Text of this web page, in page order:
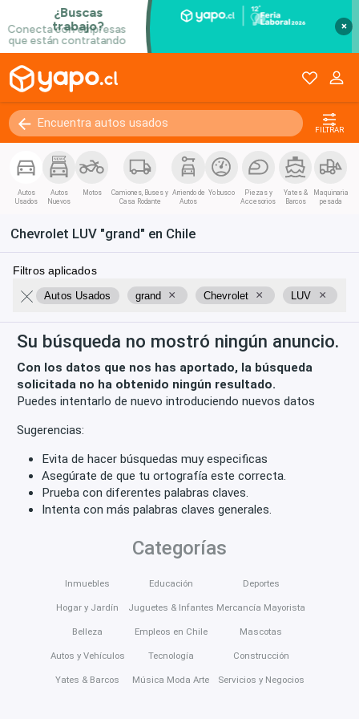
×
FILTRAR
Autos
Usados
Autos
Nuevos
Motos
Camiones, Buses y
Casa Rodante
Arriendo de
Autos
Yo busco
Piezas y
Accesorios
Yates &
Barcos
Maquinaria
pesada
Chevrolet LUV "grand" en Chile
Filtros aplicados
Autos Usados grand × Chevrolet × LUV ×
Su búsqueda no mostró ningún anuncio.
Con los datos que nos has aportado, la búsqueda
solicitada no ha obtenido ningún resultado.
Puedes intentarlo de nuevo introduciendo nuevos datos
Sugerencias:
Evita de hacer búsquedas muy especificas
Asegúrate de que tu ortografía este correcta.
Prueba con diferentes palabras claves.
Intenta con más palabras claves generales.
Categorías
Inmuebles
Hogar y Jardín
Belleza
Autos y Vehículos
Yates & Barcos
Educación
Juguetes & Infantes
Empleos en Chile
Tecnología
Música Moda Arte
Deportes
Mercancía Mayorista
Mascotas
Construcción
Servicios y Negocios
Kilómetros 0 - 250000+